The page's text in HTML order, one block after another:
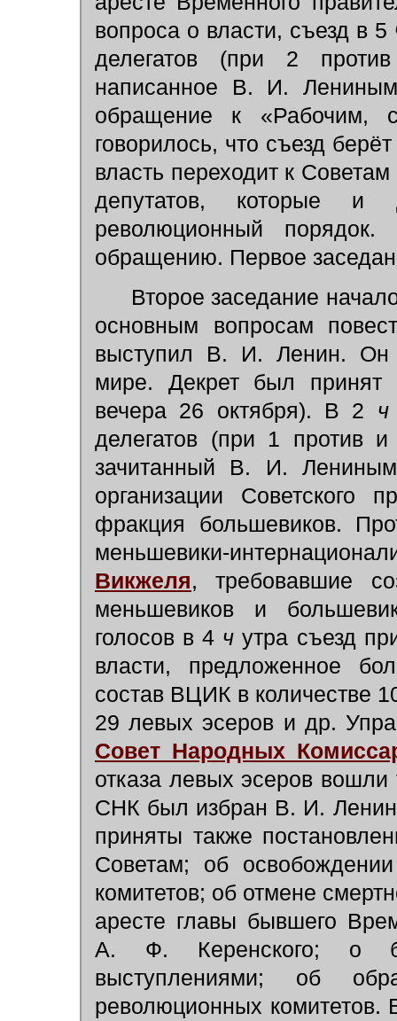
вопроса о власти, съезд в 5
делегатов (при 2
написанное В. И.
обращение к «Рабочим,
говорилось, что съезд
власть переходит к
депутатов, которые и
революционный
обращению. Первое
Второе заседание
основным вопросам
выступил В. И. Ленин. Он
мире. Декрет был принят
вечера 26 октября). В 2 ч
делегатов (при 1 против
зачитанный В. И.
организации Советского
фракция большевиков.
меньшевики-
Викжеля, требовавшие
меньшевиков и
голосов в 4 ч утра съезд
власти, предложенное
состав ВЦИК в количестве
29 левых эсеров и др.
Совет Народных
отказа левых эсеров
СНК был избран В. И.
приняты также
Советам; об
комитетов; об отмене
аресте главы бывшего
А. Ф. Керенского; о
выступлениями; об
революционных